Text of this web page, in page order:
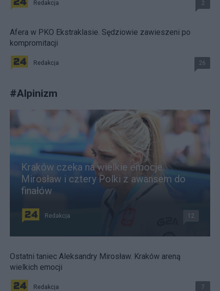
Redakcja 2
Afera w PKO Ekstraklasie. Sędziowie zawieszeni po
kompromitacji
Redakcja 26
#Alpinizm
Kraków czeka na wielkie emocje.
Mirosław i cztery Polki z awansem do
finałów
Redakcja 12
Ostatni taniec Aleksandry Mirosław. Kraków areną
wielkich emocji
Redakcja 7